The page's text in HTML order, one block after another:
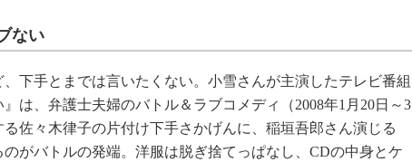
ない
下手とまでは言いたくない。小雪さんが主演したテレビ番組
』は、弁護士夫婦のバトル＆ラブコメディ（2008年1月20日～3
佐々木律子の片付け下手さかげんに、稲垣吾郎さん演じる
がバトルの発端。洋服は脱ぎ捨てっぱなし、CDの中身とケ